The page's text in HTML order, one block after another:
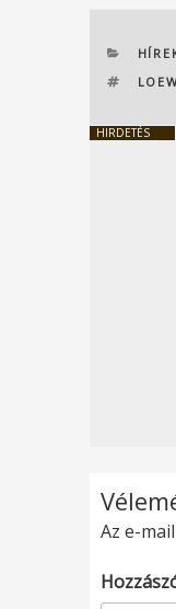
HIRDETÉS
Az e-